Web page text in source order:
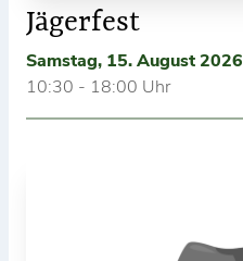
Jägerfest
Samstag, 15. August 2026
10:30 - 18:00 Uhr